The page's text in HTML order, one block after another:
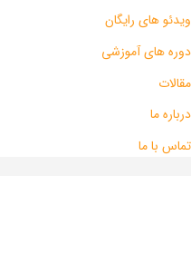
ویدئو های رایگان
دوره های آموزشی
مقالات
درباره ما
تماس با ما